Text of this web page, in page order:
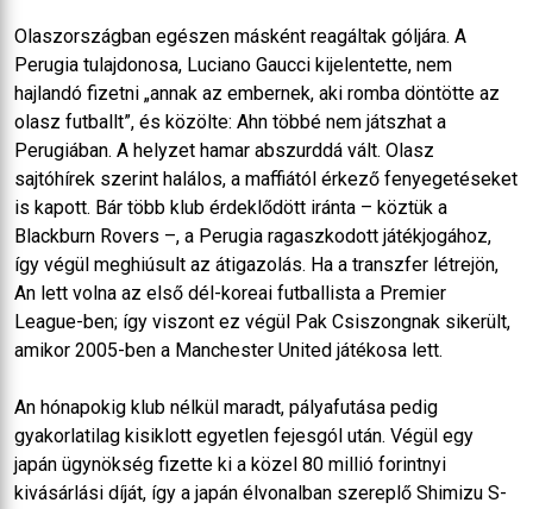
Olaszországban egészen másként reagáltak góljára. A
Perugia tulajdonosa, Luciano Gaucci kijelentette, nem
hajlandó fizetni „annak az embernek, aki romba döntötte az
olasz futballt”, és közölte: Ahn többé nem játszhat a
Perugiában. A helyzet hamar abszurddá vált. Olasz
sajtóhírek szerint halálos, a maffiától érkező fenyegetéseket
is kapott. Bár több klub érdeklődött iránta – köztük a
Blackburn Rovers –, a Perugia ragaszkodott játékjogához,
így végül meghiúsult az átigazolás. Ha a transzfer létrejön,
An lett volna az első dél-koreai futballista a Premier
League-ben; így viszont ez végül Pak Csiszongnak sikerült,
amikor 2005-ben a Manchester United játékosa lett.
An hónapokig klub nélkül maradt, pályafutása pedig
gyakorlatilag kisiklott egyetlen fejesgól után. Végül egy
japán ügynökség fizette ki a közel 80 millió forintnyi
kivásárlási díját, így a japán élvonalban szereplő Shimizu S-